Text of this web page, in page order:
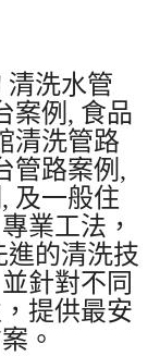
清洗水管
案例, 食品
清洗管路
管路案例,
及一般住
業工法，
進的清洗技
針對不同
提供最安
。